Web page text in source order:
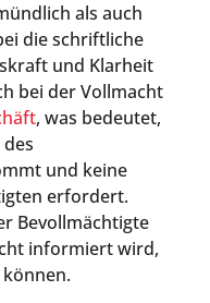
als auch
die schriftliche
und Klarheit
bei der Vollmacht
, was bedeutet,
und keine
erfordert.
Bevollmächtigte
informiert wird,